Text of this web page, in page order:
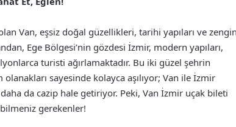
Van, eşsiz doğal güzellikleri, tarihi yapıları ve zengin
Ege Bölgesi’nin gözdesi İzmir, modern yapıları,
turisti ağırlamaktadır. Bu iki güzel şehrin
sayesinde kolayca aşılıyor; Van ile İzmir
daha da cazip hale getiriyor. Peki, Van İzmir uçak bileti
gerekenler!